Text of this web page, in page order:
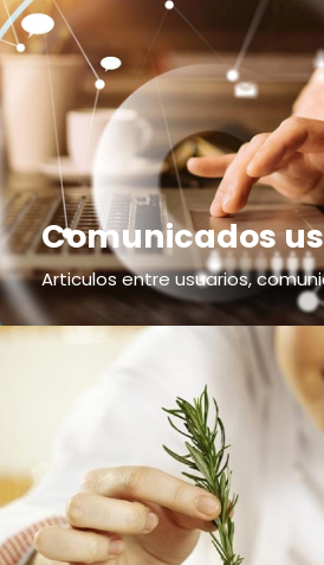
Comunicados
Articulos entre usuarios,